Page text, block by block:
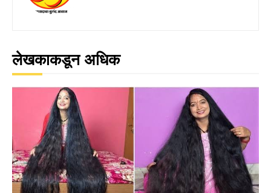
लेखकाकडून अधिक